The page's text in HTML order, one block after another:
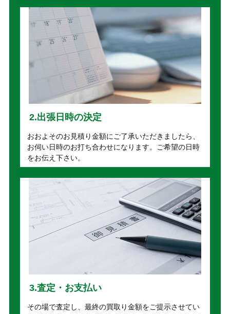
2.出張日時の決定
おおよそのお見積り金額にご了承いただきましたら、
お伺い日時のお打ち合わせになります。ご希望の日時
をお伝え下さい。
3.査定・お支払い
その場で査定し、最終の買取り金額をご提示させてい